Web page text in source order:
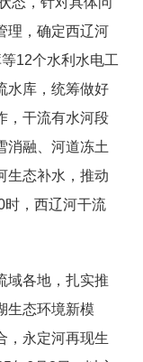
理，确定西辽河
12个水利水电工
水库，统筹做好
，干流有水河段
消融、河道冻土
生态补水，推动
时，西辽河干流
域各地，扎实推
生态环境新模
，永定河再现生